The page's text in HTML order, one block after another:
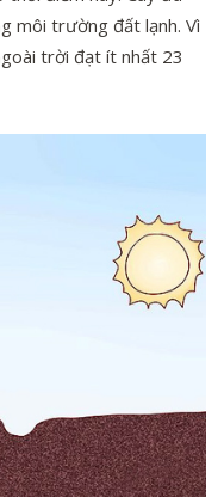
môi trường đất lạnh. Vì
trời đạt ít nhất 23